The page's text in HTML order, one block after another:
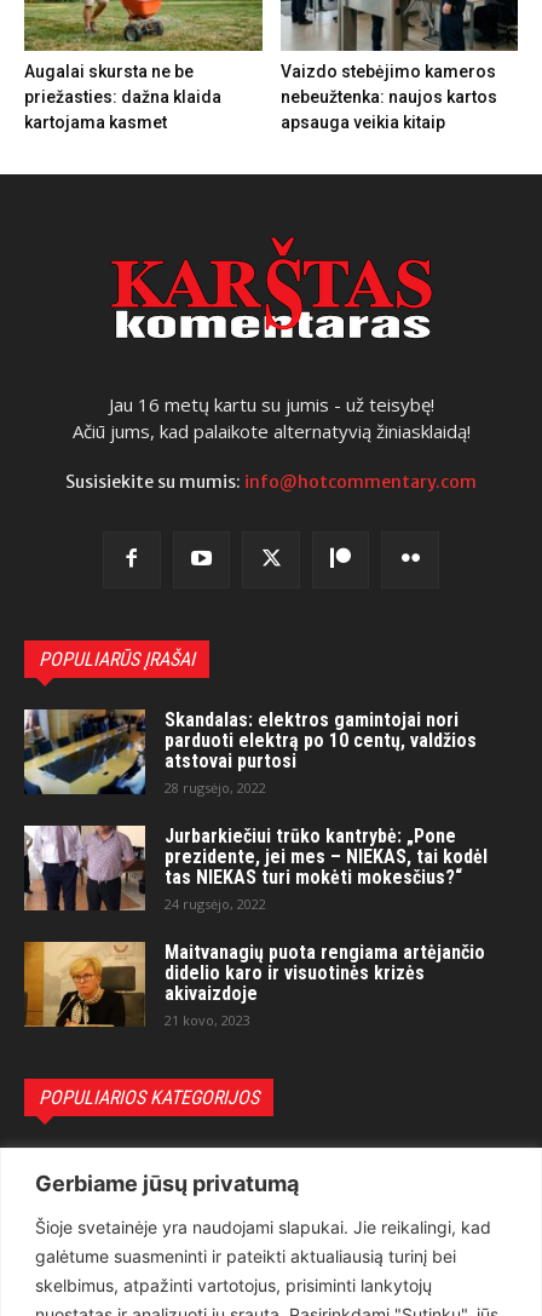
Gerbiame jūsų privatumą
Šioje svetainėje yra naudojami slapukai. Jie reikalingi, kad
galėtume suasmeninti ir pateikti aktualiausią turinį bei
skelbimus, atpažinti vartotojus, prisiminti lankytojų
Augalai skursta ne be
priežasties: dažna klaida
kartojama kasmet
Vaizdo stebėjimo kameros
nebeužtenka: naujos kartos
apsauga veikia kitaip
Jau 16 metų kartu su jumis - už teisybę!
Ačiū jums, kad palaikote alternatyvią žiniasklaidą!
Susisiekite su mumis: info@hotcommentary.com
POPULIARŪS ĮRAŠAI
Skandalas: elektros gamintojai nori
parduoti elektrą po 10 centų, valdžios
atstovai purtosi
28 rugsėjo, 2022
Jurbarkiečiui trūko kantrybė: „Pone
prezidente, jei mes – NIEKAS, tai kodėl
tas NIEKAS turi mokėti mokesčius?“
24 rugsėjo, 2022
Maitvanagių puota rengiama artėjančio
didelio karo ir visuotinės krizės
akivaizdoje
21 kovo, 2023
POPULIARIOS KATEGORIJOS
Teisėsauga
1497
Aktualu
Lietuva
619